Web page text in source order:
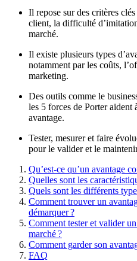
Il repose sur des critères
client, la difficulté
marché.
Il existe plusieurs types
notamment par les coûts,
marketing.
Des outils comme le
les 5 forces de Porter aident
avantage.
Tester, mesurer et faire
pour le valider et le
Qu’est-ce qu’un avantage
Quelles sont les
Quels sont les différents
Comment trouver un
démarquer ?
Comment tester et valider
marché ?
Comment garder son
FAQ